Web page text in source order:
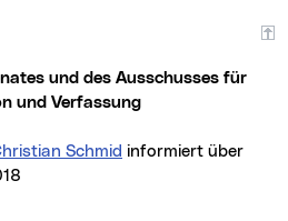
des Herrn Bürgermeisters Klaus
und des Ausschusses für
und Verfassung
Schmid informiert über